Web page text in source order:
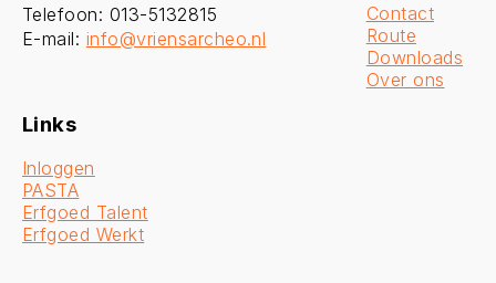
Telefoon: 013-5132815
E-mail: info@vriensarcheo.nl
Contact
Route
Downloads
Over ons
Links
Inloggen
PASTA
Erfgoed Talent
Erfgoed Werkt